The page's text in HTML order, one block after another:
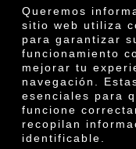
Queremos
sitio web utiliza
para garantizar
funcionamiento
mejorar tu
navegación.
esenciales para
funcione
recopilan
identificable.
Premios
Innovación